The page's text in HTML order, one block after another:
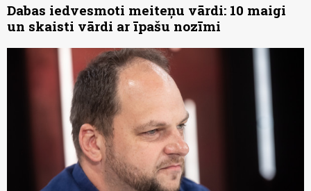
Dabas iedvesmoti meiteņu vārdi: 10 maigi
un skaisti vārdi ar īpašu nozīmi